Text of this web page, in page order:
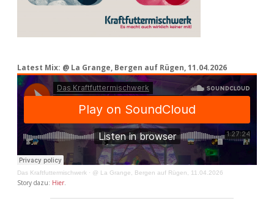
Latest Mix: @ La Grange, Bergen auf Rügen, 11.04.2026
Das Kraftfuttermischwerk · @ La Grange, Bergen auf Rügen, 11.04.2026
Story dazu: Hier.